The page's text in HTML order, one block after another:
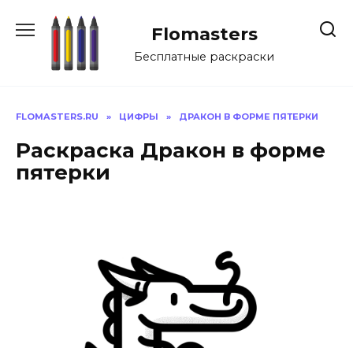
Flomasters
Бесплатные раскраски
FLOMASTERS.RU » ЦИФРЫ » ДРАКОН В ФОРМЕ ПЯТЕРКИ
Раскраска Дракон в форме
пятерки